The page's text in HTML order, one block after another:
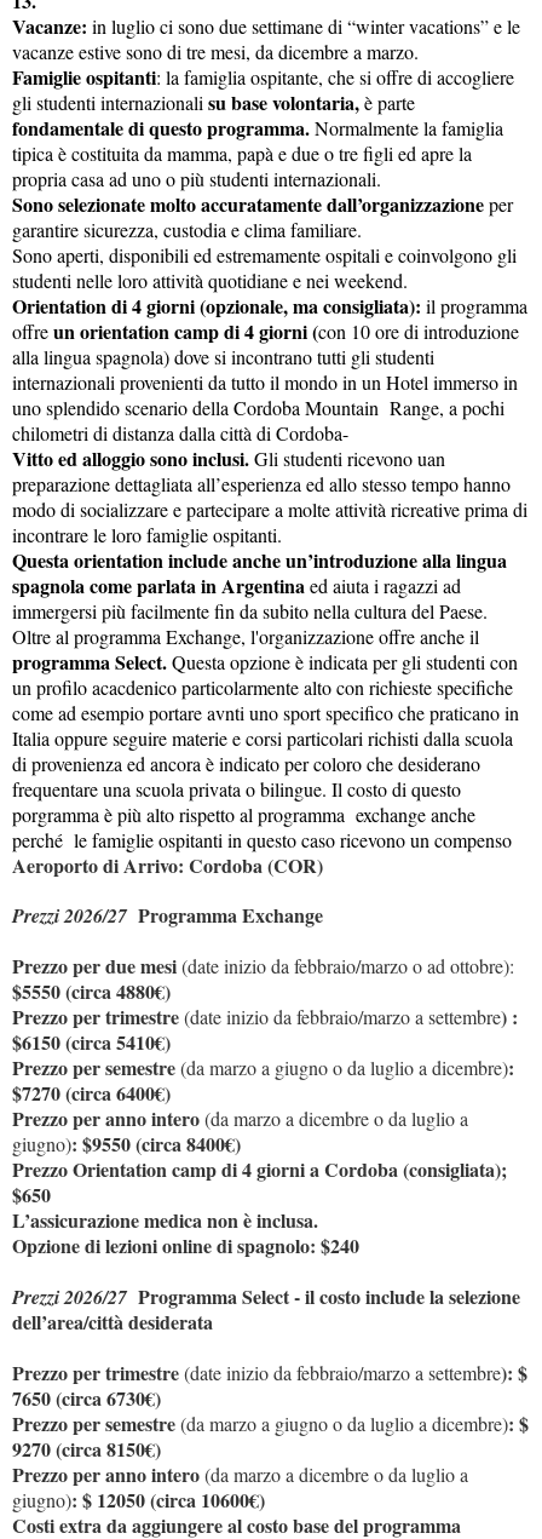
Vacanze: in luglio ci sono due settimane di “winter vacations” e le
vacanze estive sono di tre mesi, da dicembre a marzo.
Famiglie ospitanti: la famiglia ospitante, che si offre di accogliere
gli studenti internazionali su base volontaria,è parte
fondamentale di questo programma.Normalmente la famiglia
tipica è costituita da mamma, papà e due o tre figli ed apre la
propria casa ad uno o più studenti internazionali.
Sono selezionate molto accuratamente dall’organizzazioneper
garantire sicurezza, custodia e clima familiare.
Sono aperti, disponibili ed estremamente ospitali e coinvolgono gli
studenti nelle loro attività quotidiane e nei weekend.
Orientation di 4 giorni (opzionale, ma consigliata): il programma
offreun orientation camp di 4 giorni (con 10 ore di introduzione
alla lingua spagnola) dove si incontrano tutti gli studenti
internazionali provenienti da tutto il mondo in un Hotel immerso in
uno splendido scenario della Cordoba Mountain Range, a pochi
chilometri di distanza dalla città di Cordoba-
Vitto ed alloggio sono inclusi.Gli studenti ricevono uan
preparazione dettagliata all’esperienza ed allo stesso tempo hanno
modo di socializzare e partecipare a molte attività ricreative prima di
incontrare le loro famiglie ospitanti.
Questa orientation include anche un’introduzione alla lingua
spagnola come parlata in Argentinaed aiuta i ragazzi ad
immergersi più facilmente fin da subito nella cultura del Paese.
Oltre al programma Exchange, l'organizzazione offre anche il
programma Select.Questa opzioneè indicata per gli studenti con
un profilo acacdenico particolarmente alto con richieste specifiche
come ad esempio portare avnti uno sport specifico che praticano in
Italia oppure seguire materie e corsi particolari richisti dalla scuola
di provenienza ed ancora è indicato per coloro che desiderano
frequentare una scuola privata o bilingue. Il costo di questo
porgramma è più alto rispetto al programma exchange anche
perché le famiglie ospitanti in questo caso ricevono un compenso
Aeroporto di Arrivo: Cordoba (COR)
Prezzi 2026/27 Programma Exchange
Prezzo per due mesi(date inizio da febbraio/marzo o ad ottobre):
$5550 (circa 4880€)
Prezzo per trimestre(date inizio da febbraio/marzo a settembre) :
$6150 (circa 5410€)
Prezzo per semestre(da marzo a giugno o da luglio a dicembre):
$7270 (circa 6400€)
Prezzo per anno intero(da marzo a dicembre o da luglio a
giugno): $9550 (circa 8400€)
Prezzo Orientation camp di 4 giorni a Cordoba (consigliata);
$650
L’assicurazione medica non è inclusa.
Opzione di lezioni online di spagnolo: $240
Prezzi 2026/27 Programma Select - il costo include la selezione
dell’area/città desiderata
Prezzo per trimestre(date inizio da febbraio/marzo a settembre): $
7650 (circa 6730€)
Prezzo per semestre(da marzo a giugno o da luglio a dicembre): $
9270 (circa 8150€)
Prezzo per anno intero(da marzo a dicembre o da luglio a
giugno): $ 12050 (circa 10600€)
Costi extra da aggiungere al costo base del programma